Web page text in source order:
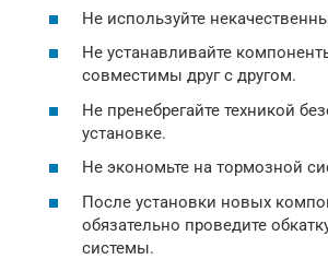
Не используйте
Не устанавливайте
совместимы друг с другом.
Не пренебрегайте техникой
установке.
Не экономьте на тормозной
После установки новых
обязательно проведите
системы.